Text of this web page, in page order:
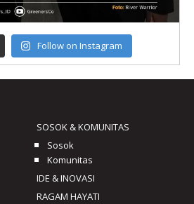
Follow on Instagram
SOSOK & KOMUNITAS
Sosok
Komunitas
IDE & INOVASI
RAGAM HAYATI